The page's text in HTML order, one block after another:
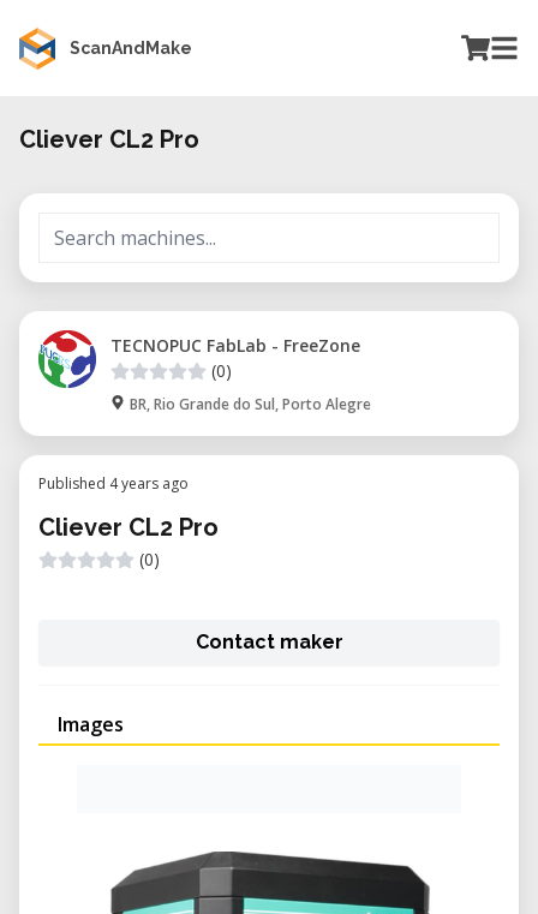
ScanAndMake
Cliever CL2 Pro
TECNOPUC FabLab - FreeZone
(0)
BR, Rio Grande do Sul, Porto Alegre
Published 4 years ago
Cliever CL2 Pro
(0)
Contact maker
Images